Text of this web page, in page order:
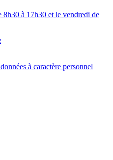
à 17h30 et le vendredi de
à caractère personnel